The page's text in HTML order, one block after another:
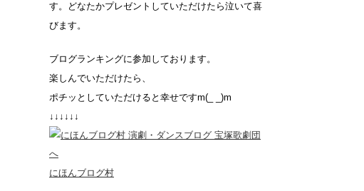
す。どなたかプレゼントしていただけたら泣いて喜
びます。
ブログランキングに参加しております。
楽しんでいただけたら、
ポチッとしていただけると幸せですm(_ _)m
↓↓↓↓↓↓
にほんブログ村